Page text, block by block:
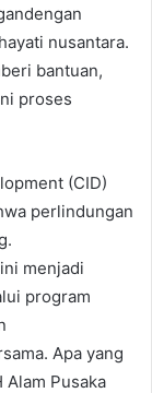
nusantara.
bantuan,
proses
(CID)
perlindungan
menjadi
program
Apa yang
Pusaka